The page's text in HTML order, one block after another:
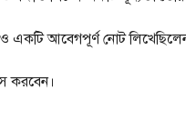
একটি আবেগপূর্ণ নোট
করবেন।